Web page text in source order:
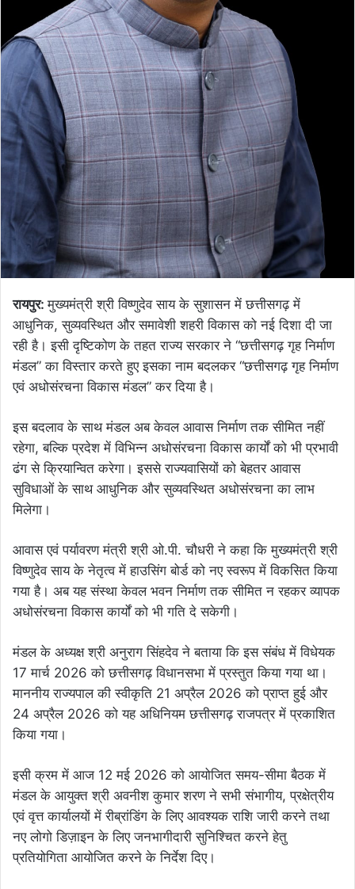
रायपुर:मुख्यमंत्री श्री विष्णुदेव साय के सुशासन में छत्तीसगढ़ में
आधुनिक, सुव्यवस्थित और समावेशी शहरी विकास को नई दिशा दी जा
रही है। इसी दृष्टिकोण के तहत राज्य सरकार ने “छत्तीसगढ़ गृह निर्माण
मंडल” का विस्तार करते हुए इसका नाम बदलकर “छत्तीसगढ़ गृह निर्माण
एवं अधोसंरचना विकास मंडल” कर दिया है।
इस बदलाव के साथ मंडल अब केवल आवास निर्माण तक सीमित नहीं
रहेगा, बल्कि प्रदेश में विभिन्न अधोसंरचना विकास कार्यों को भी प्रभावी
ढंग से क्रियान्वित करेगा। इससे राज्यवासियों को बेहतर आवास
सुविधाओं के साथ आधुनिक और सुव्यवस्थित अधोसंरचना का लाभ
मिलेगा।
आवास एवं पर्यावरण मंत्री श्री ओ.पी. चौधरी ने कहा कि मुख्यमंत्री श्री
विष्णुदेव साय के नेतृत्व में हाउसिंग बोर्ड को नए स्वरूप में विकसित किया
गया है। अब यह संस्था केवल भवन निर्माण तक सीमित न रहकर व्यापक
अधोसंरचना विकास कार्यों को भी गति दे सकेगी।
मंडल के अध्यक्ष श्री अनुराग सिंहदेव ने बताया कि इस संबंध में विधेयक
17 मार्च 2026 को छत्तीसगढ़ विधानसभा में प्रस्तुत किया गया था।
माननीय राज्यपाल की स्वीकृति 21 अप्रैल 2026 को प्राप्त हुई और
24 अप्रैल 2026 को यह अधिनियम छत्तीसगढ़ राजपत्र में प्रकाशित
किया गया।
इसी क्रम में आज 12 मई 2026 को आयोजित समय-सीमा बैठक में
मंडल के आयुक्त श्री अवनीश कुमार शरण ने सभी संभागीय, प्रक्षेत्रीय
एवं वृत्त कार्यालयों में रीब्रांडिंग के लिए आवश्यक राशि जारी करने तथा
नए लोगो डिज़ाइन के लिए जनभागीदारी सुनिश्चित करने हेतु
प्रतियोगिता आयोजित करने के निर्देश दिए।